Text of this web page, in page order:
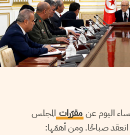
اليوم عن مقرّرات المجلس
انعقد صباحًا. ومن أهمّها: